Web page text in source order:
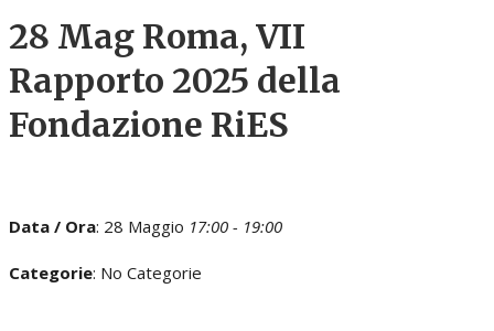
28 Mag Roma, VII
Rapporto 2025 della
Fondazione RiES
Data / Ora: 28 Maggio 17:00 - 19:00
Categorie: No Categorie